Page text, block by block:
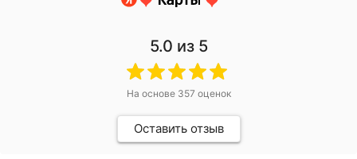
5.0 из 5
На основе 357 оценок
Оставить отзыв